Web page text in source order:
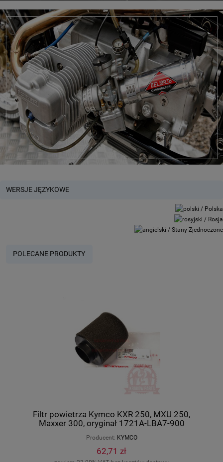
WERSJE JĘZYKOWE
POLECANE PRODUKTY
Filtr powietrza Kymco KXR 250, MXU 250,
Maxxer 300, oryginał 1721A-LBA7-900
Producent: KYMCO
62,71 zł